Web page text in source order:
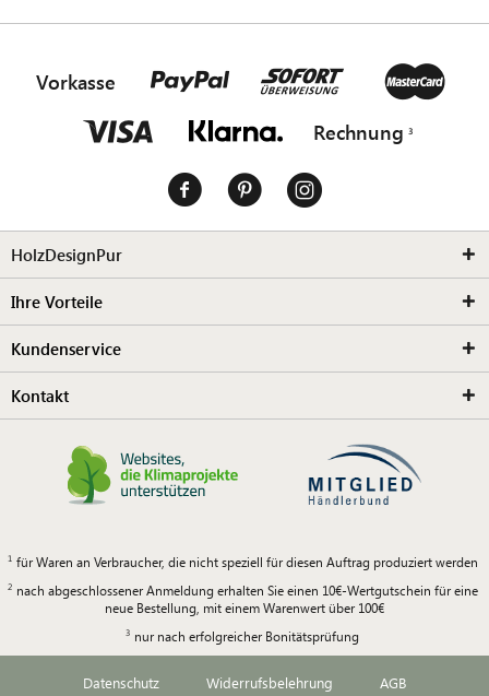
Vorkasse
Rechnung
HolzDesignPur
Ihre Vorteile
Kundenservice
Kontakt
für Waren an Verbraucher, die nicht speziell für diesen Auftrag produziert werden
nach abgeschlossener Anmeldung erhalten Sie einen 10€-Wertgutschein für eine
neue Bestellung, mit einem Warenwert über 100€
nur nach erfolgreicher Bonitätsprüfung
Datenschutz Widerrufsbelehrung AGB